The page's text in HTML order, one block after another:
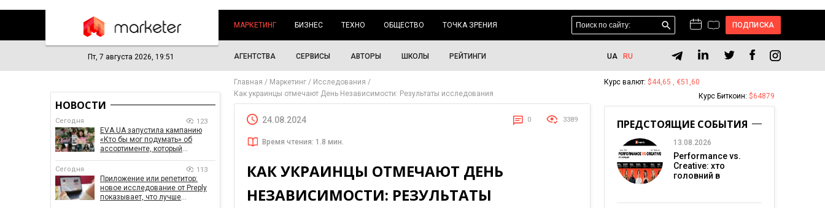
МАРКЕТИНГ БИЗНЕС ТЕХНО ОБЩЕСТВО ТОЧКА ЗРЕНИЯ ПОДПИСКА
Пт, 7 августа 2026, 19:51 АГЕНТСТВА СЕРВИСЫ АВТОРЫ ШКОЛЫ РЕЙТИНГИ UA RU
Главная Маркетинг
Исследования
Как украинцы отмечают День Независимости: Результаты исследования
24.08.2024 0 3389
Время чтения: 1.8 мин.
КАК УКРАИНЦЫ ОТМЕЧАЮТ ДЕНЬ
НЕЗАВИСИМОСТИ: РЕЗУЛЬТАТЫ
НОВОСТИ
Сегодня 123
EVA.UA запустила кампанию
«Кто бы мог подумать» об
ассортименте, который
Сегодня 113
Приложение или репетитор:
новое исследование от Preply
показывает, что лучше
Курс валют: $44,65 , €51,60
Курс Биткоин: $64879
ПРЕДСТОЯЩИЕ СОБЫТИЯ
13.08.2026
Performance vs.
Creative: хто
головний в